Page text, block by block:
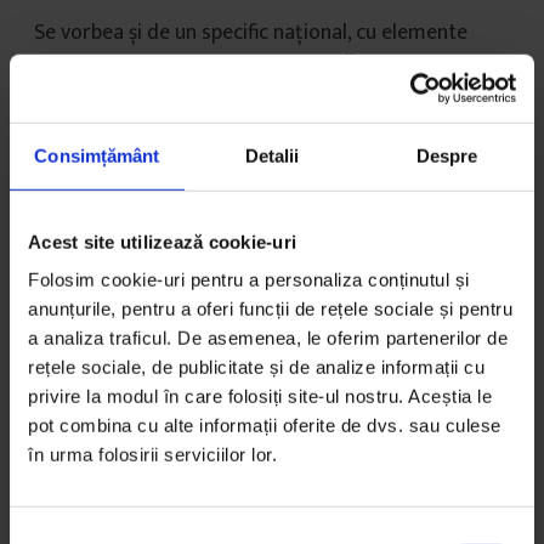
Consimțământ Detalii Despre
Acest site utilizează cookie-uri
Folosim cookie-uri pentru a personaliza conținutul și
anunțurile, pentru a oferi funcții de rețele sociale și pentru
a analiza traficul. De asemenea, le oferim partenerilor de
rețele sociale, de publicitate și de analize informații cu
privire la modul în care folosiți site-ul nostru. Aceștia le
pot combina cu alte informații oferite de dvs. sau culese
în urma folosirii serviciilor lor.
Se vorbea și de un specific național, cu elemente
decorative de „tradiție țărănească”, dar adesea
soluțiile erau similare de la un loc la altul. Ideea era
de a îmbrățișa creșterea demografică și de a da o
față demnă de noul socialism multilateral dezvoltat.
Ceea ce se demola era adesea descris ca vestigii ale
eradicare a unui fond construit considerat
sărăcăcios, insalubru (mai ales în Moldova). Se
eliminau casele vechi, cu curte, centrele comerciale cu
tipologia „evreiască”, casele cu prăvălii la stradă.
Orașele Moldovei în 1980 pierduseră nu numai evreii
(care reprezentau prin 1930 mai mult de o treime din
populația Bacăului, Botoșanilor sau Vasluiului), dar și
sinagogile demolate sau ascunse după blocuri.